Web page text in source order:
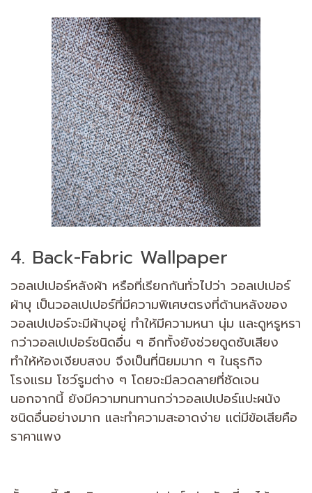
4. Back-Fabric Wallpaper
วอลเปเปอร์หลังผ้า หรือที่เรียกกันทั่วไปว่า วอลเปเปอร์
ผ้าบุ เป็นวอลเปเปอร์ที่มีความพิเศษตรงที่ด้านหลังของ
วอลเปเปอร์จะมีผ้าบุอยู่ ทำให้มีความหนา นุ่ม และดูหรูหรา
กว่าวอลเปเปอร์ชนิดอื่น ๆ อีกทั้งยังช่วยดูดซับเสียง
ทำให้ห้องเงียบสงบ จึงเป็นที่นิยมมาก ๆ ในธุรกิจ
โรงแรม โชว์รูมต่าง ๆ โดยจะมีลวดลายที่ชัดเจน
นอกจากนี้ ยังมีความทนทานกว่าวอลเปเปอร์แปะผนัง
ชนิดอื่นอย่างมาก และทำความสะอาดง่าย แต่มีข้อเสียคือ
ราคาแพง